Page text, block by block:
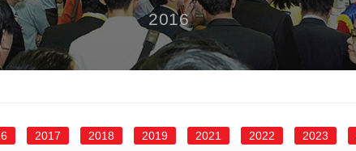
2016
2017 2018 2019 2021 2022 2023